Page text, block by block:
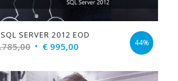
SERVER 2012 EOD
Original
was:
€995,00Current
is:
44%